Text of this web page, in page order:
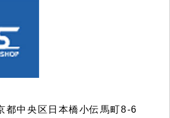
中央区日本橋小伝馬町8-6